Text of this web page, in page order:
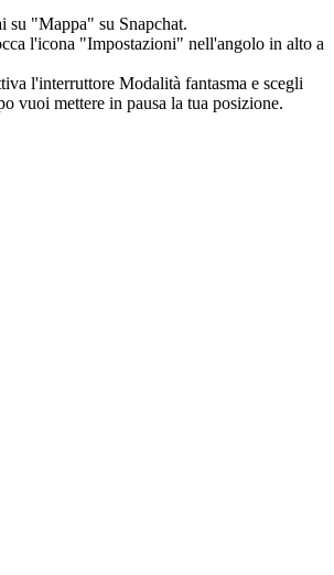
su "Mappa" su Snapchat.
l'icona "Impostazioni" nell'angolo in alto a
l'interruttore Modalità fantasma e scegli
vuoi mettere in pausa la tua posizione.